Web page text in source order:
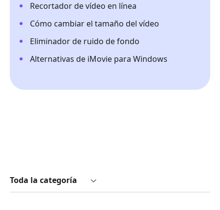
Recortador de vídeo en línea
Cómo cambiar el tamaño del vídeo
Eliminador de ruido de fondo
Alternativas de iMovie para Windows
Toda la categoría